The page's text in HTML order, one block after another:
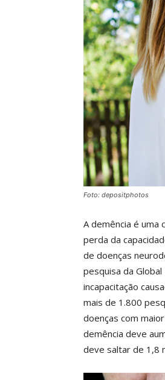
Foto: depositphotos
A demência é uma
perda da
de doenças
pesquisa da
incapacitação
mais de 1.800
doenças com
demência deve
deve saltar de 1,8